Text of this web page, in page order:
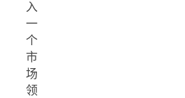
入
一
个
市
场
领